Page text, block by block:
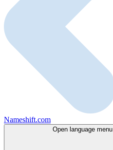
Nameshift.com
Open language menu